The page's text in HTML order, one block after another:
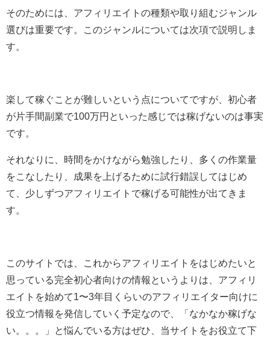
そのためには、アフィリエイトの種類や取り組むジャンル
選びは重要です。このジャンルについては次項で説明しま
す。
楽して稼ぐことが難しいという点についてですが、初心者
が片手間副業で100万円といった感じでは稼げないのは事実
です。
それなりに、時間をかけながら勉強したり、多くの作業量
をこなしたり、成果を上げるために試行錯誤してはじめ
て、少しずつアフィリエイトで稼げる可能性が出てきま
す。
このサイトでは、これからアフィリエイトをはじめたいと
思っている完全初心者向けの情報というよりは、アフィリ
エイトを始めて1〜3年目くらいのアフィリエイター向けに
役立つ情報を発信していく予定なので、「なかなか稼げな
い。。。」と悩んでいる方はぜひ、当サイトをお役立て下